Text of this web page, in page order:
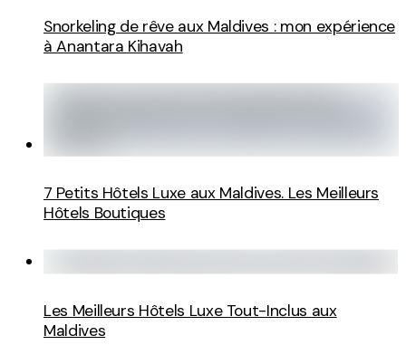
Snorkeling de rêve aux Maldives : mon expérience
à Anantara Kihavah
7 Petits Hôtels Luxe aux Maldives. Les Meilleurs
Hôtels Boutiques
Les Meilleurs Hôtels Luxe Tout-Inclus aux
Maldives